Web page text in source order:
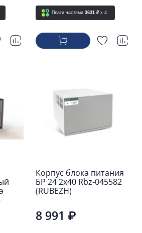
Плати частями 3631 ₽ x 4
Корпус блока питания
БР 24 2х40 Rbz-045582
(RUBEZH)
8 991 ₽